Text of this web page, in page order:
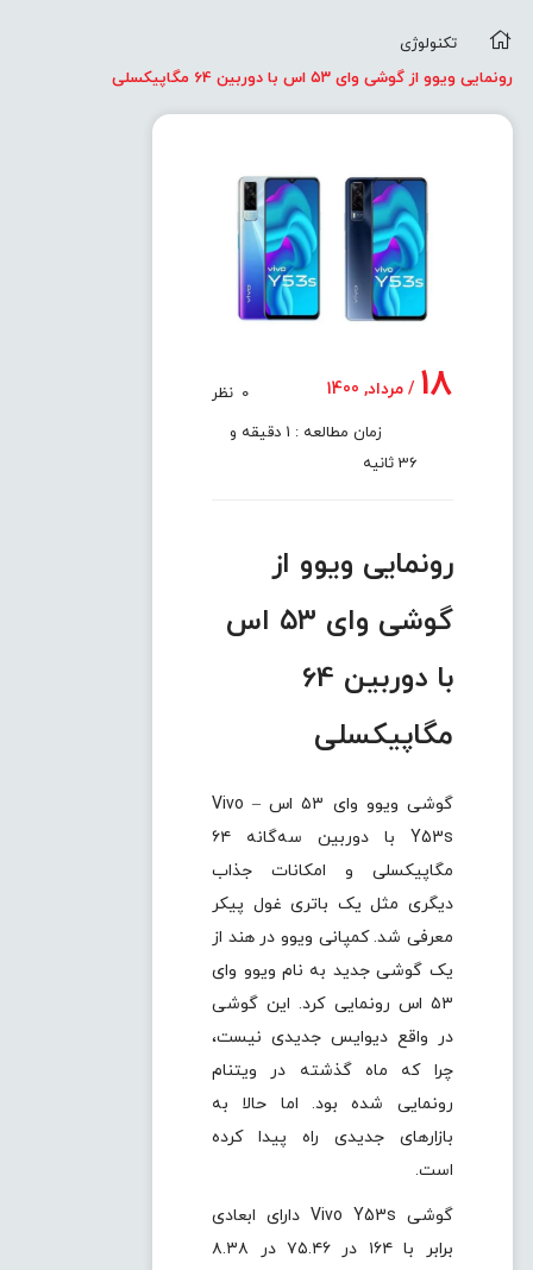
تکنولوژی
رونمایی ویوو از گوشی وای ۵۳ اس با دوربین 64 مگاپیکسلی
18 / مرداد, 1400 0 نظر
زمان مطالعه : 1 دقیقه و
36 ثانیه
رونمایی ویوو از
گوشی وای ۵۳ اس
با دوربین 64
مگاپیکسلی
گوشی ویوو وای ۵۳ اس – Vivo
Y53s با دوربین سه‌گانه ۶۴
مگاپیکسلی و امکانات جذاب
دیگری مثل یک باتری غول پیکر
معرفی شد. کمپانی ویوو در هند از
یک گوشی جدید به نام ویوو وای
۵۳ اس رونمایی کرد. این گوشی
در واقع دیوایس جدیدی نیست،
چرا که ماه گذشته در ویتنام
رونمایی شده بود. اما حالا به
بازارهای جدیدی راه پیدا کرده
است.
گوشی Vivo Y53s دارای ابعادی
برابر با ۱۶۴ در ۷۵.۴۶ در ۸.۳۸